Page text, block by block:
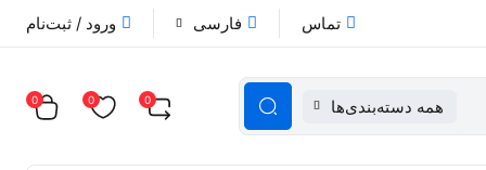
تماس فارسی ورود / ثبت‌نام
همه دسته‌بندی‌ها 0
0
0